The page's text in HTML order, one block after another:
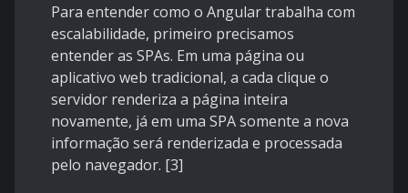
Para entender como o Angular trabalha com
escalabilidade, primeiro precisamos
entender as SPAs. Em uma página ou
aplicativo web tradicional, a cada clique o
servidor renderiza a página inteira
novamente, já em uma SPA somente a nova
informação será renderizada e processada
pelo navegador. [3]